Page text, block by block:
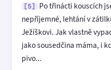
[5]
Po třinácti kouscích
nepříjemné, lehtání v
Ježíškovi. Jak vlastně
jako sousedčina máma, i
pivo...